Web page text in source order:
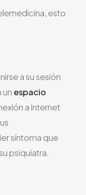
esto
a su sesión
un espacio
a internet
síntoma que
psiquiatra.